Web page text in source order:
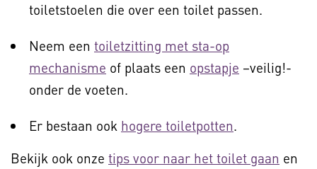
toiletstoelen die over een toilet passen.
Neem een toiletzitting met sta-op
mechanisme of plaats een opstapje –veilig!-
onder de voeten.
Er bestaan ook hogere toiletpotten.
Bekijk ook onze tips voor naar het toilet gaan en